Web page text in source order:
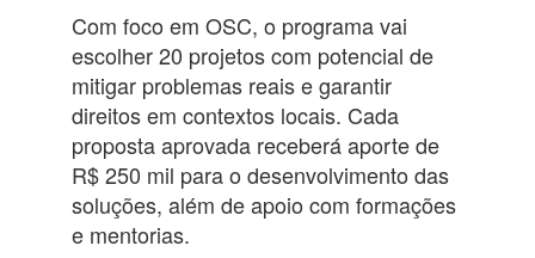
Com foco em OSC, o programa vai
escolher 20 projetos com potencial de
mitigar problemas reais e garantir
direitos em contextos locais. Cada
proposta aprovada receberá aporte de
R$ 250 mil para o desenvolvimento das
soluções, além de apoio com formações
e mentorias.